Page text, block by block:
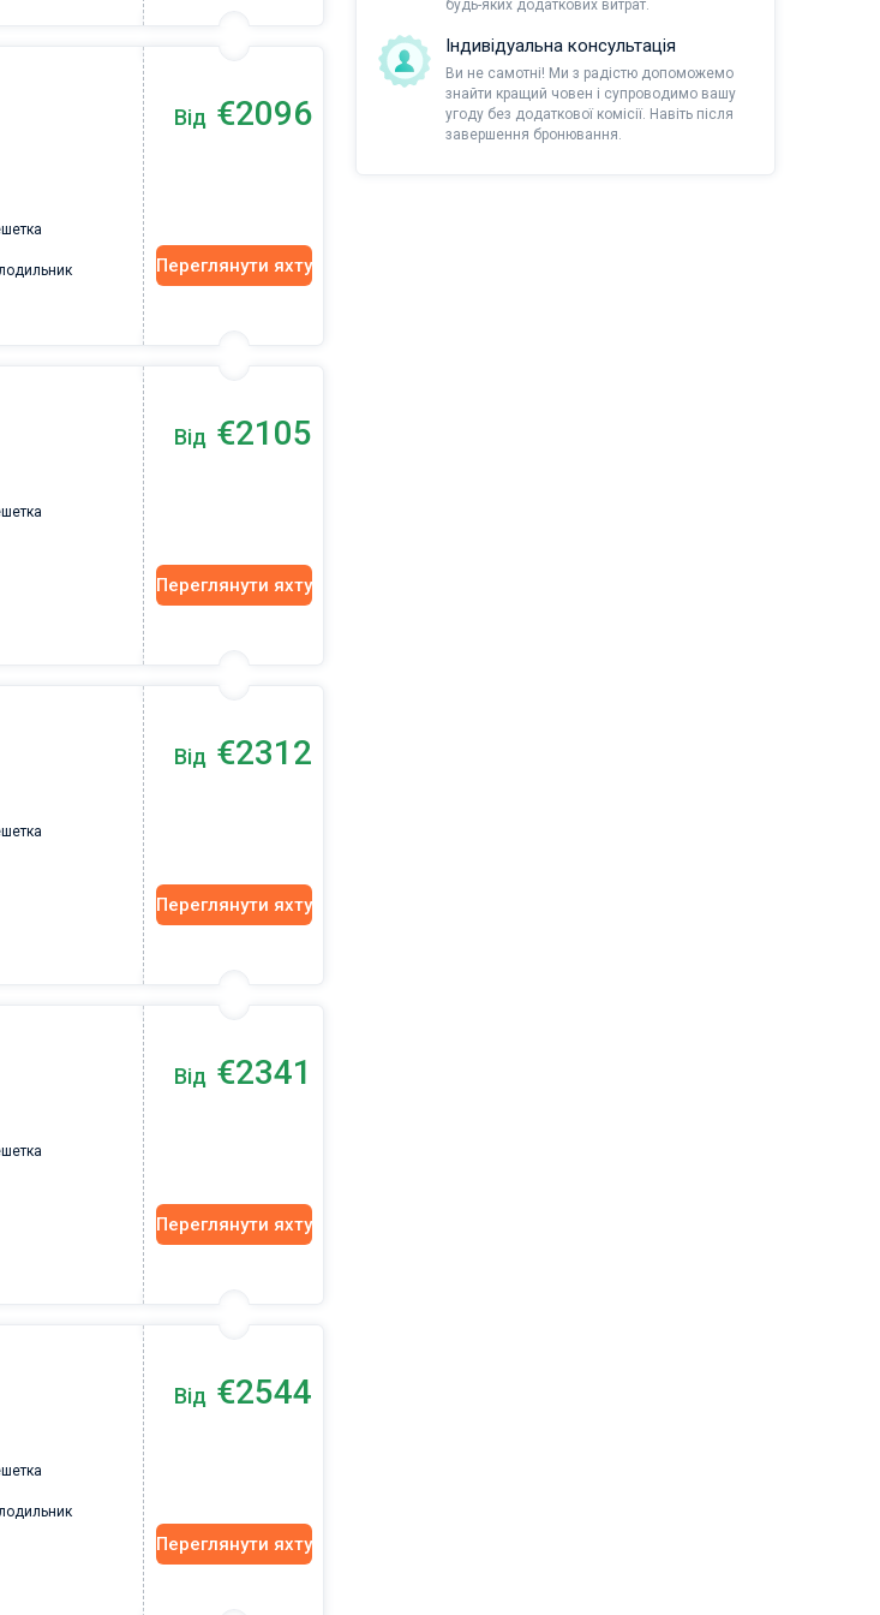
Від €2096
Переглянути яхту
Від €2105
Переглянути яхту
Від €2312
Переглянути яхту
Від €2341
Переглянути яхту
Від €2544
Переглянути яхту
будь-яких додаткових витрат.
Індивідуальна консультація
Ви не самотні! Ми з радістю допоможемо
знайти кращий човен і супроводимо вашу
угоду без додаткової комісії. Навіть після
завершення бронювання.